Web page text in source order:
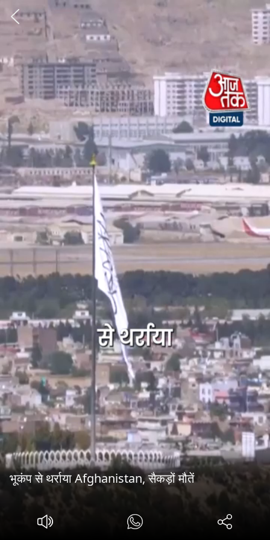
भूकंप से थर्राया Afghanistan, सैकड़ों मौतें